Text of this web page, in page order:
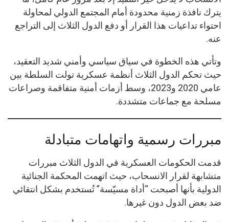
يترك نافذة زمنية محدودة أمام المجتمع الدولي لمحاولة
احتواء تداعيات هذا القرار أو دفع الدول الثلاث إلى التراجع
عنه.
وتأتي هذه الخطوة في سياق سياسي وأمني شديد التعقيد،
حيث تحكم الدول الثلاث أنظمة عسكرية تولت السلطة بين
عامي 2020 و2023، وسط أزمات أمنية متفاقمة وصراعات
مسلحة مع جماعات متشددة.
مبررات رسمية واتهامات متبادلة
قدمت الحكومات العسكرية في الدول الثلاث مبررات
متشابهة لقرار الانسحاب، حيث اتهمت المحكمة الجنائية
الدولية بأنها أصبحت “أداة مسيّسة” تُستخدم بشكل انتقائي
ضد بعض الدول دون غيرها.